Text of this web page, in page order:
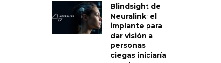
Blindsight de
Neuralink: el
implante para
dar visión a
personas
ciegas iniciaría